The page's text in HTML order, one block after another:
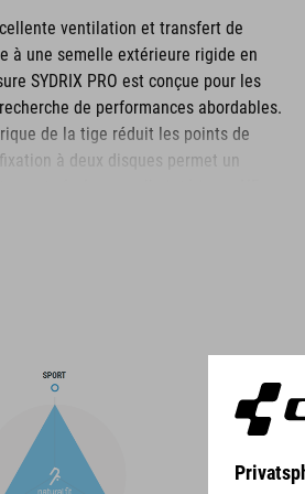
ventilation et transfert de
à une semelle extérieure rigide en
SYDRIX PRO est conçue pour les
de performances abordables.
de la tige réduit les points de
à deux disques permet un
durabilité et la longévité pour une
du produit.